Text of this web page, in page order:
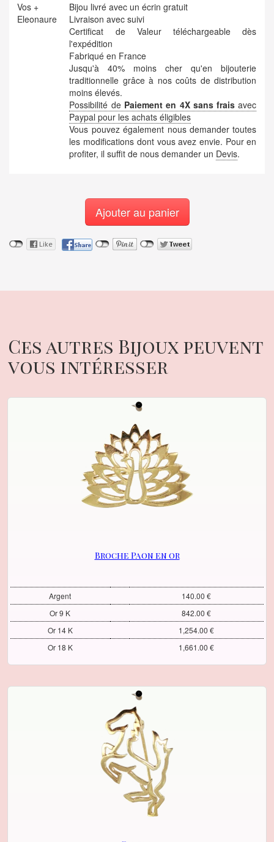
Vos +
Eleonaure
Bijou livré avec un écrin gratuit
Livraison avec suivi
Certificat de Valeur téléchargeable dès
l'expédition
Fabriqué en France
Jusqu'à 40% moins cher qu'en bijouterie
traditionnelle grâce à nos coûts de distribution
moins élevés.
Possibilité de Paiement en 4X sans frais avec
Paypal pour les achats éligibles
Vous pouvez également nous demander toutes
les modifications dont vous avez envie. Pour en
profiter, il suffit de nous demander un Devis.
Ajouter au panier
Ces autres Bijoux peuvent
vous intéresser
Broche Paon en or
Argent
140.00 €
Or 9 K
842.00 €
Or 14 K
1,254.00 €
Or 18 K
1,661.00 €